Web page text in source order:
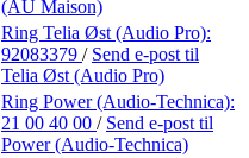
(AU Maison)
Ring Telia Øst (Audio Pro):
92083379 / Send e-post til
Telia Øst (Audio Pro)
Ring Power (Audio-Technica):
21 00 40 00 / Send e-post til
Power (Audio-Technica)